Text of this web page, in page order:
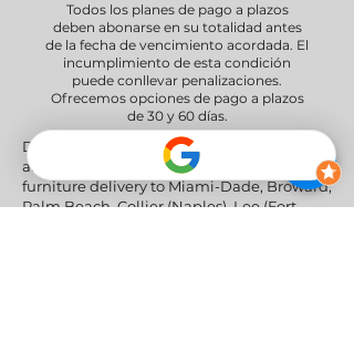
Todos los planes de pago a plazos
deben abonarse en su totalidad antes
de la fecha de vencimiento acordada. El
incumplimiento de esta condición
puede conllevar penalizaciones.
Ofrecemos opciones de pago a plazos
de 30 y 60 días.
Delivery Areas" We proudly serve South
and Central Florida, providing professional
furniture delivery to Miami-Dade, Broward,
Palm Beach, Collier (Naples), Lee (Fort